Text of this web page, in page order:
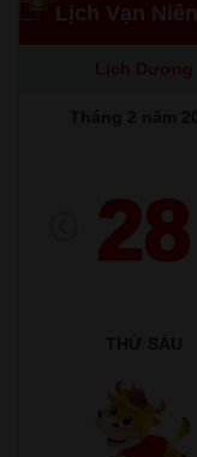
Lịch Vạn
Lịch Dương
28